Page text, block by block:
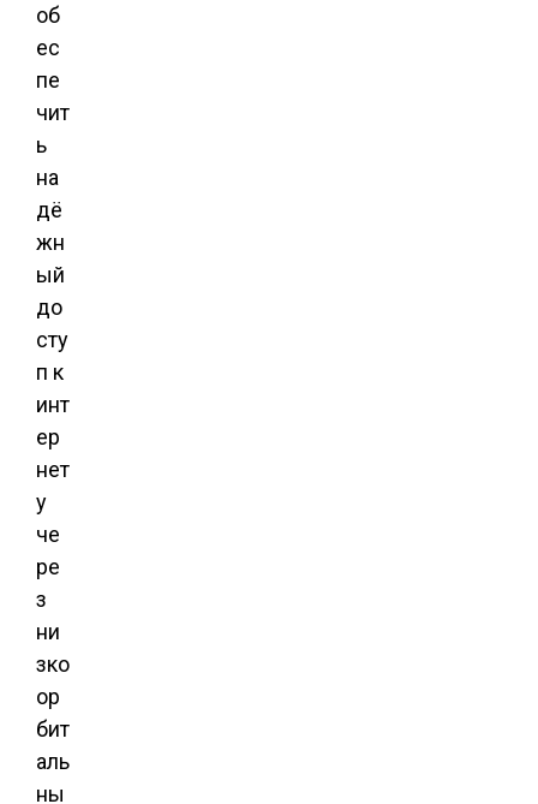
об
ес
пе
чит
ь
на
дё
жн
ый
до
сту
п к
инт
ер
нет
у
че
ре
з
ни
зко
ор
бит
аль
ны